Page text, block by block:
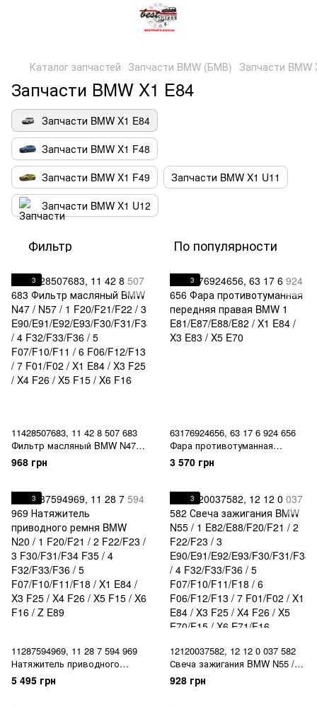
Каталог запчастей Запчасти BMW (БМВ) Запчасти BMW
Запчасти BMW X1 E84
Запчасти BMW X1 E84
Запчасти BMW X1 F48
Запчасти BMW X1 F49
Запчасти BMW X1 U11
Запчасти BMW X1 U12
Фильтр По популярности
3
11428507683, 11 42 8 507 683
Фильтр масляный BMW N47 /
N57 / 1 F20/F21/F22 / 3
E90/E91/E92/E93/F30/F31/F34 /
6 F06/F12/F13 / 7 F01/F02 / X1
E84 / X3 F25 / X4 F26 / X5 F15
/ X6 F16
968 грн
3
63176924656, 63 17 6 924 656
Фара противотуманная
передняя правая BMW 1
E81/E87/E88/E82 / X1 E84 / X3
3 570 грн
3
11287594969, 11 28 7 594 969
Натяжитель приводного
ремня BMW N20 / 1 F20/F21 / 2
F22/F23 / 3 F30/F31/F34 F35 / 4
5 495 грн
3
12120037582, 12 12 0 037 582
Свеча зажигания BMW N55 / 1
E82/E88/F20/F21 / 2 F22/F23 / 3
E90/E91/E92/E93/F30/F31/F34/
928 грн